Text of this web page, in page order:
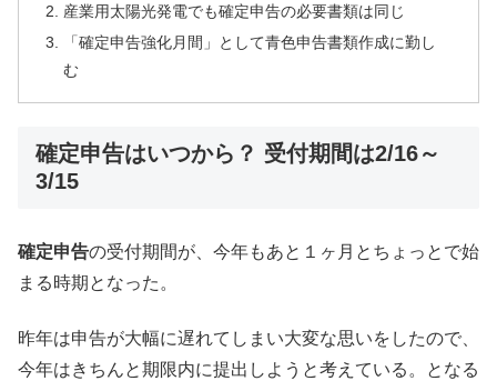
産業用太陽光発電でも確定申告の必要書類は同じ
「確定申告強化月間」として青色申告書類作成に勤し
む
確定申告はいつから？ 受付期間は2/16～
3/15
確定申告の受付期間が、今年もあと１ヶ月とちょっとで始
まる時期となった。
昨年は申告が大幅に遅れてしまい大変な思いをしたので、
今年はきちんと期限内に提出しようと考えている。となる